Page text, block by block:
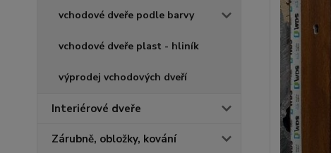
vchodové dveře podle barvy
vchodové dveře plast - hliník
výprodej vchodových dveří
Interiérové dveře
Zárubně, obložky, kování